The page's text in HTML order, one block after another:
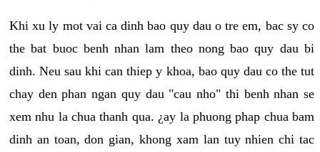
Khi xu ly mot vai ca dinh bao quy dau o tre em, bac sy co
the bat buoc benh nhan lam theo nong bao quy dau bi
dinh. Neu sau khi can thiep y khoa, bao quy dau co the tut
chay den phan ngan quy dau "cau nho" thi benh nhan se
xem nhu la chua thanh qua. ¿ay la phuong phap chua bam
dinh an toan, don gian, khong xam lan tuy nhien chi tac